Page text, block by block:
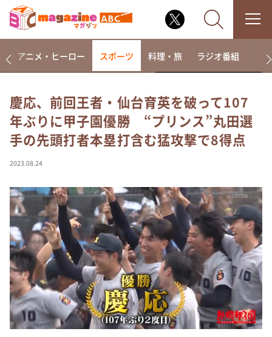
なるみ・岡村の過ぎるTV
相席食堂
これ余談なんですけど・・・
て真剣です
探偵！ナイトスクープ
news おかえり
河合＆A.B.C-Z塚田×福井アナ「なんでやねん！？」
（news おかえり）
DAIGOも台所 ～きょうの献立 何にする？～
本日はダイアンなり！シーズン２
朝だ！生です旅サラダ
アニメ・ヒーロー スポーツ 料理・旅 ラジオ番組 そ
慶応、前回王者・仙台育英を破って107
年ぶりに甲子園優勝 “プリンス”丸田選
手の先頭打者本塁打含む猛攻撃で8得点
2023.08.24